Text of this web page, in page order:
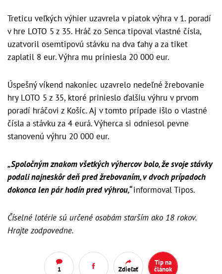
Treticu veľkých výhier uzavrela v piatok výhra v 1. poradí
v hre LOTO 5 z 35. Hráč zo Senca tipoval vlastné čísla,
uzatvoril osemtipovú stávku na dva ťahy a za tiket
zaplatil 8 eur. Výhra mu priniesla 20 000 eur.
Úspešný víkend nakoniec uzavrelo nedeľné žrebovanie
hry LOTO 5 z 35, ktoré prinieslo ďalšiu výhru v prvom
poradí hráčovi z Košíc. Aj v tomto prípade išlo o vlastné
čísla a stávku za 4 eurá. Výherca si odniesol pevne
stanovenú výhru 20 000 eur.
„Spoločným znakom všetkých výhercov bolo, že svoje stávky
podali najneskôr deň pred žrebovaním, v dvoch prípadoch
dokonca len pár hodín pred výhrou,“informoval Tipos.
Číselné lotérie sú určené osobám starším ako 18 rokov.
Hrajte zodpovedne.
1 Zdieľať
Tip na
článok